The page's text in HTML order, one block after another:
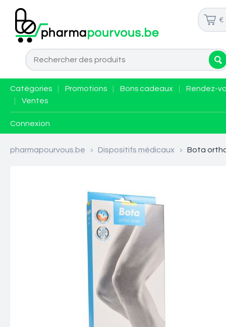
€
Catégories Promotions Bons cadeaux
Rendez-
Ventes
Connexion
pharmapourvous.be > Dispositifs médicaux > Bota